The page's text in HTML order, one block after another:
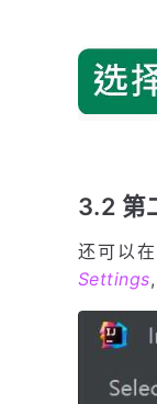
3.2 第
还可以
Settings